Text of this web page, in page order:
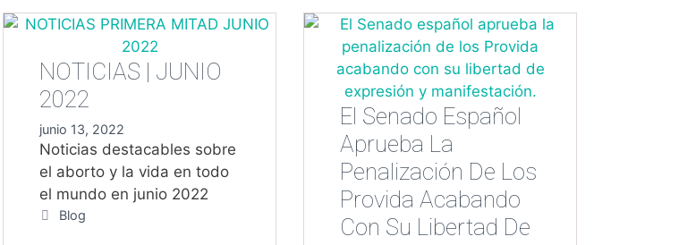
NOTICIAS | JUNIO
2022
junio 13, 2022
Noticias destacables sobre
el aborto y la vida en todo
el mundo en junio 2022
Categorías
Blog
El Senado Español
Aprueba La
Penalización De Los
Provida Acabando
Con Su Libertad De